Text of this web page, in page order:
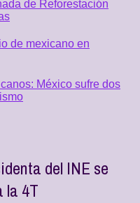
de Reforestación
de mexicano en
México sufre dos
del INE se
la 4T